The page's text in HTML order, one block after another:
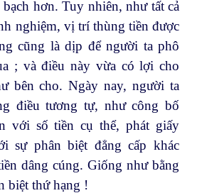
hơn. Tuy nhiên, như tất cả
nghiệm, vị trí thùng tiền được
cũng là dịp để người ta phô
; và điều này vừa có lợi cho
bên cho. Ngày nay, người ta
điều tương tự, như công bố
với số tiền cụ thể, phát giấy
sự phân biệt đẳng cấp khác
dâng cúng. Giống như bằng
biệt thứ hạng !